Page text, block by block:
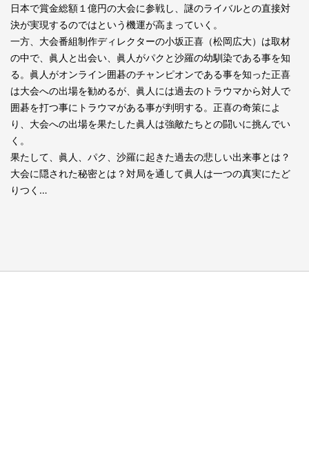
日本で賞金総額１億円の大会に参戦し、謎のライバルとの直接対
決が実現するのではという機運が高まっていく。
一方、大会番組制作ディレクターの小坂正喜（松岡広大）は取材
の中で、眞人と出会い、眞人がパクと沙羅の幼馴染である事を知
る。眞人がオンライン囲碁のチャンピオンである事を知った正喜
は大会への出場を勧めるが、眞人には過去のトラウマから対人で
囲碁を打つ事にトラウマがある事が判明する。正喜の奇策によ
り、大会への出場を果たした眞人は強敵たちとの闘いに挑んでい
く。
果たして、眞人、パク、沙羅に起きた過去の悲しい出来事とは？
大会に隠された秘密とは？対局を通して眞人は一つの真実にたど
りつく…